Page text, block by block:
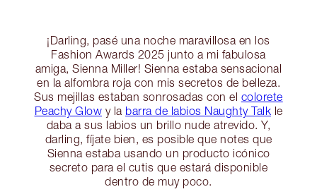
¡Darling, pasé una noche maravillosa en los
Fashion Awards 2025 junto a mi fabulosa
amiga, Sienna Miller! Sienna estaba sensacional
en la alfombra roja con mis secretos de belleza.
Sus mejillas estaban sonrosadas con el colorete
Peachy Glow y la barra de labios Naughty Talk le
daba a sus labios un brillo nude atrevido. Y,
darling, fíjate bien, es posible que notes que
Sienna estaba usando un producto icónico
secreto para el cutis que estará disponible
dentro de muy poco.